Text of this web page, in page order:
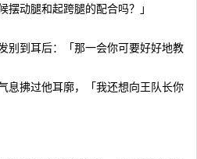
摆动腿和起跨腿的配合吗？」
到耳后：「那一会你可要好好地教
息拂过他耳廓，「我还想向王队长你